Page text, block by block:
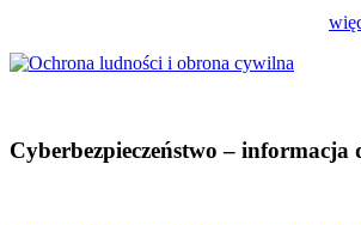
Cyberbezpieczeństwo – informacja